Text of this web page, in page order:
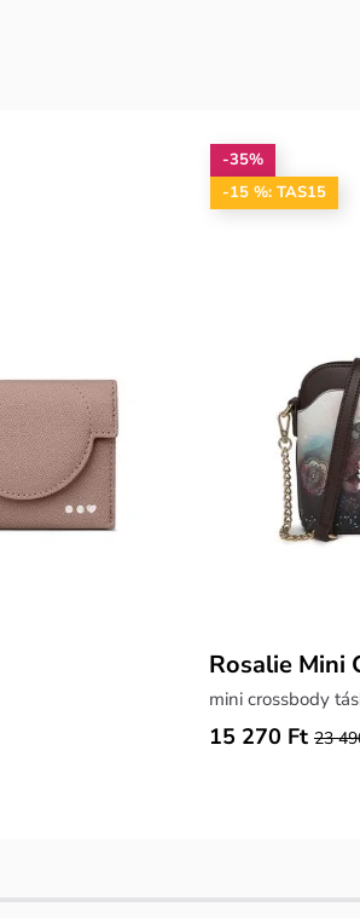
-35%
-15 %: TAS15
Rosalie Mini
mini crossbody
15 270 Ft 23